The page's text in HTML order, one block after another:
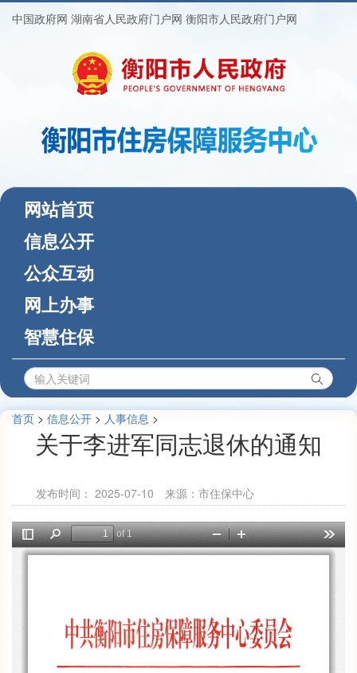
中国政府网 湖南省人民政府门户网 衡阳市人民政府门户网
网站首页(current)
信息公开
公众互动
网上办事
智慧住保
首页 > 信息公开 > 人事信息 >
关于李进军同志退休的通知
发布时间： 2025-07-10 来源：市住保中心